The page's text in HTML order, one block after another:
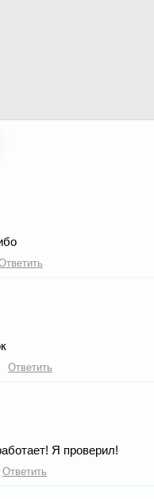
Ответить
Я проверил!
Ответить